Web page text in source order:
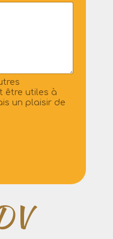
être utiles à
un plaisir de